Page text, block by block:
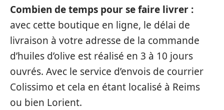
Combien de temps pour se faire livrer :
avec cette boutique en ligne, le délai de
livraison à votre adresse de la commande
d’huiles d’olive est réalisé en 3 à 10 jours
ouvrés. Avec le service d’envois de courrier
Colissimo et cela en étant localisé à Reims
ou bien Lorient.